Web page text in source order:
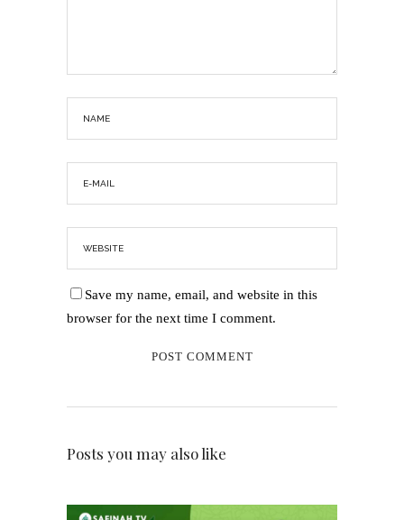
Save my name, email, and website in this
browser for the next time I comment.
Posts you may also like